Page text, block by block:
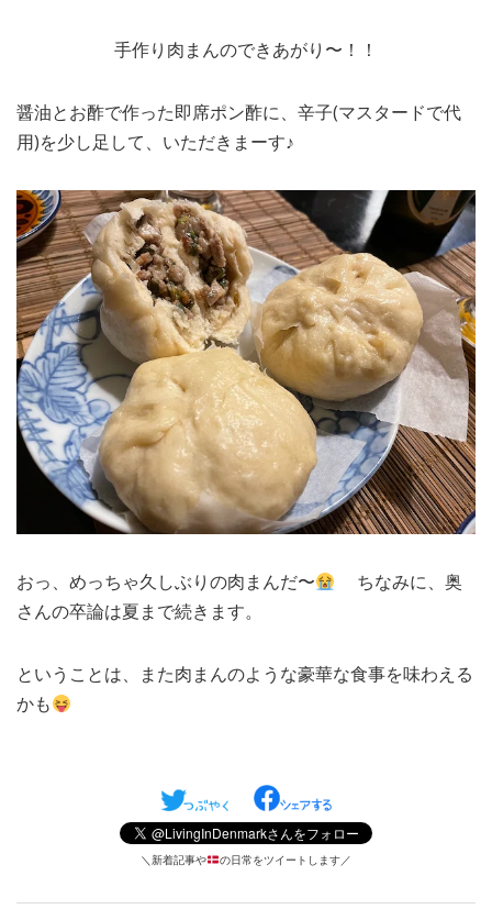
手作り肉まんのできあがり〜！！
醤油とお酢で作った即席ポン酢に、辛子(マスタードで代
用)を少し足して、いただきまーす♪
おっ、めっちゃ久しぶりの肉まんだ〜
ちなみに、奥
さんの卒論は夏まで続きます。
ということは、また肉まんのような豪華な食事を味わえる
かも
＼新着記事や の日常をツイートします／